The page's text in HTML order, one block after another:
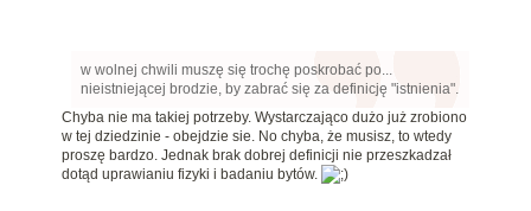
w wolnej chwili muszę się trochę poskrobać po...
nieistniejącej brodzie, by zabrać się za definicję "istnienia".
Chyba nie ma takiej potrzeby. Wystarczająco dużo już zrobiono
w tej dziedzinie - obejdzie sie. No chyba, że musisz, to wtedy
proszę bardzo. Jednak brak dobrej definicji nie przeszkadzał
dotąd uprawianiu fizyki i badaniu bytów.